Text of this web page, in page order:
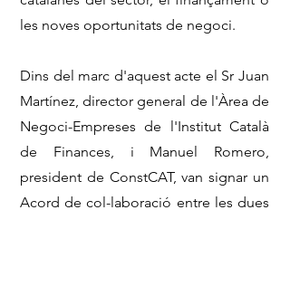
les noves oportunitats de negoci.
Dins del marc d'aquest acte el Sr Juan
Martínez, director general de l'Àrea de
Negoci-Empreses de l'Institut Català
de Finances, i Manuel Romero,
president de ConstCAT, van signar un
Acord de col-laboració entre les dues